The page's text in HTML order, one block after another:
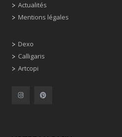
Actualités
Mentions légales
Dexo
Calligaris
Artcopi